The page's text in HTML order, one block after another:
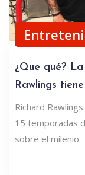
¿Que qué?
Rawlings
Richard
15 temporadas
sobre el milenio.